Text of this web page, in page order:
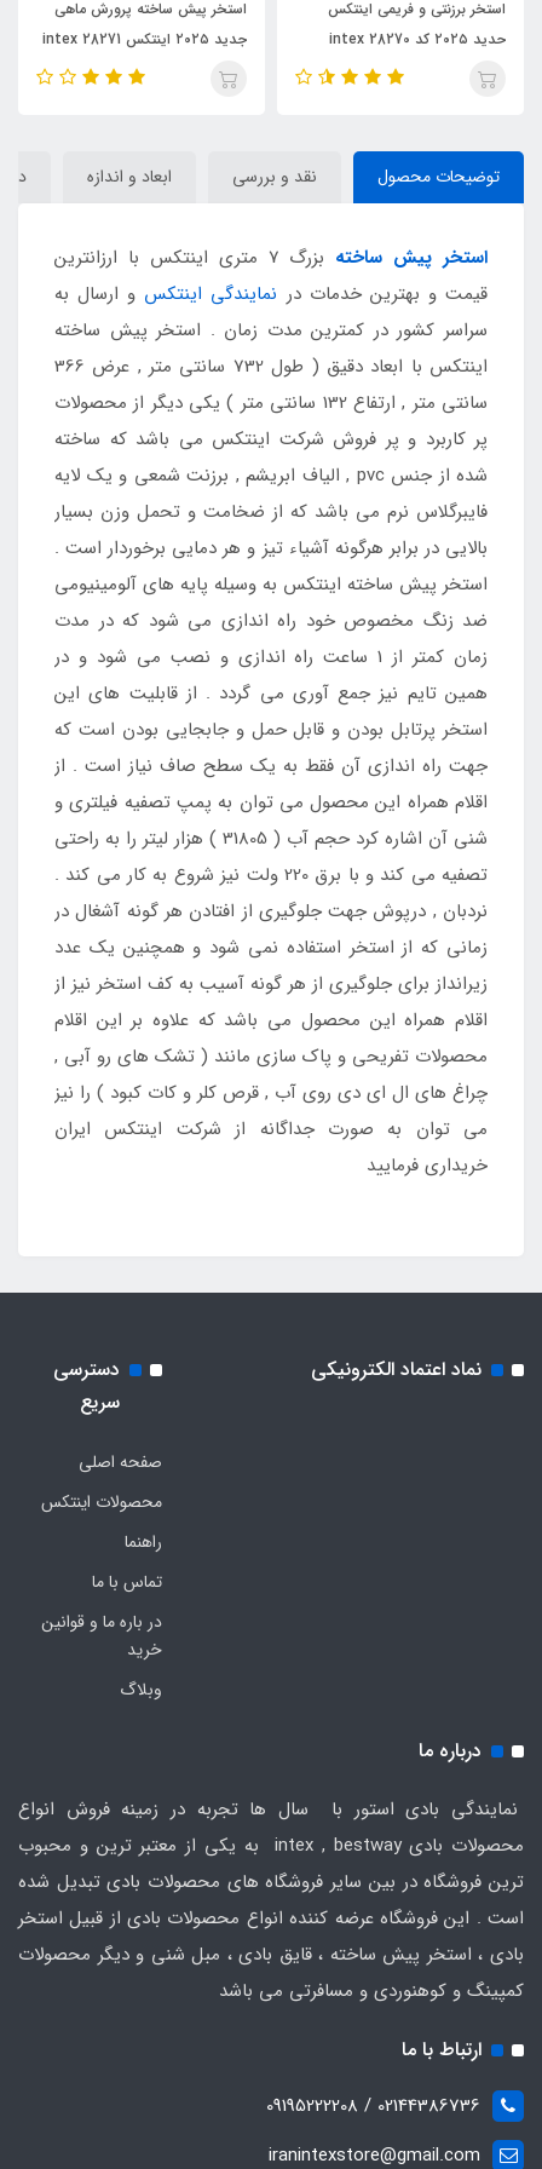
استخر پیش ساخته پرورش ماهی
جدید ۲۰۲۵ اینتکس intex 28271
استخر پیش ساخته فریمی
intex 28272 جدید ۲۰۲۵
توضیحات محصول نقد و بررسی ابعاد و اندازه
استخر پیش ساخته
بزرگ 7 متری اینتکس با ارزانترین
قیمت و بهترین خدمات در نمایندگی اینتکس و ارسال به
سراسر کشور در کمترین مدت زمان . استخر پیش ساخته
اینتکس با ابعاد دقیق ( طول 732 سانتی متر , عرض 366
سانتی متر , ارتفاع 132 سانتی متر ) یکی دیگر از محصولات
پر کاربرد و پر فروش شرکت اینتکس می باشد که ساخته
شده از جنس pvc , الیاف ابریشم , برزنت شمعی و یک لایه
فایبرگلاس نرم می باشد که از ضخامت و تحمل وزن بسیار
بالایی در برابر هرگونه آشیاء تیز و هر دمایی برخوردار است .
استخر پیش ساخته اینتکس به وسیله پایه های آلومینیومی
ضد زنگ مخصوص خود راه اندازی می شود که در مدت
زمان کمتر از 1 ساعت راه اندازی و نصب می شود و در
همین تایم نیز جمع آوری می گردد . از قابلیت های این
استخر پرتابل بودن و قابل حمل و جابجایی بودن است که
جهت راه اندازی آن فقط به یک سطح صاف نیاز است . از
اقلام همراه این محصول می توان به پمپ تصفیه فیلتری و
شنی آن اشاره کرد حجم آب ( 31805 ) هزار لیتر را به راحتی
تصفیه می کند و با برق 220 ولت نیز شروع به کار می کند .
نردبان , درپوش جهت جلوگیری از افتادن هر گونه آشغال در
زمانی که از استخر استفاده نمی شود و همچنین یک عدد
زیرانداز برای جلوگیری از هر گونه آسیب به کف استخر نیز از
اقلام همراه این محصول می باشد که علاوه بر این اقلام
محصولات تفریحی و پاک سازی مانند ( تشک های رو آبی ,
چراغ های ال ای دی روی آب , قرص کلر و کات کبود ) را نیز
می توان به صورت جداگانه از شرکت اینتکس ایران
خریداری فرمایید
نماد اعتماد الکترونیکی
دسترسی
سریع
صفحه اصلی
محصولات اینتکس
راهنما
تماس با ما
در باره ما و قوانین
خرید
وبلاگ
درباره ما
نمایندگی بادی استور با سال ها تجربه در زمینه فروش انواع
محصولات بادی intex , bestway به یکی از معتبر ترین و محبوب
ترین فروشگاه در بین سایر فروشگاه های محصولات بادی تبدیل شده
است . این فروشگاه عرضه کننده انواع محصولات بادی از قبیل استخر
بادی ، استخر پیش ساخته ، قایق بادی ، مبل شنی و دیگر محصولات
کمپینگ و کوهنوردی و مسافرتی می باشد
ارتباط با ما
02144386736 / 09195222208
iranintexstore@gmail.com